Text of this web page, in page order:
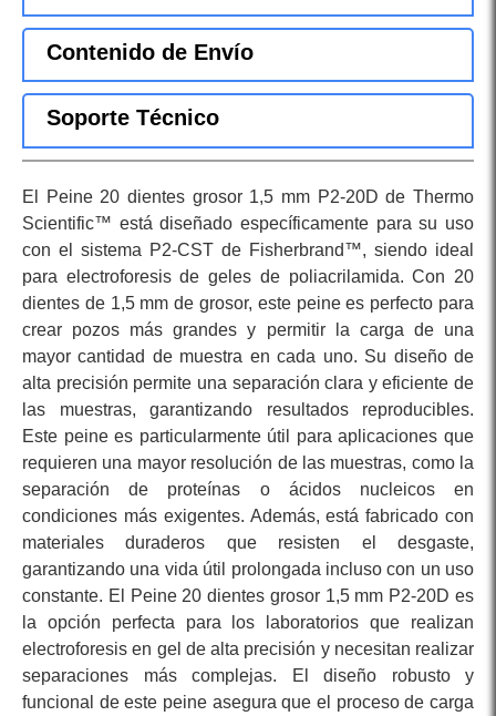
Contenido de Envío
Soporte Técnico
El Peine 20 dientes grosor 1,5 mm P2-20D de Thermo
Scientific™ está diseñado específicamente para su uso
con el sistema P2-CST de Fisherbrand™, siendo ideal
para electroforesis de geles de poliacrilamida. Con 20
dientes de 1,5 mm de grosor, este peine es perfecto para
crear pozos más grandes y permitir la carga de una
mayor cantidad de muestra en cada uno. Su diseño de
alta precisión permite una separación clara y eficiente de
las muestras, garantizando resultados reproducibles.
Este peine es particularmente útil para aplicaciones que
requieren una mayor resolución de las muestras, como la
separación de proteínas o ácidos nucleicos en
condiciones más exigentes. Además, está fabricado con
materiales duraderos que resisten el desgaste,
garantizando una vida útil prolongada incluso con un uso
constante. El Peine 20 dientes grosor 1,5 mm P2-20D es
la opción perfecta para los laboratorios que realizan
electroforesis en gel de alta precisión y necesitan realizar
separaciones más complejas. El diseño robusto y
funcional de este peine asegura que el proceso de carga